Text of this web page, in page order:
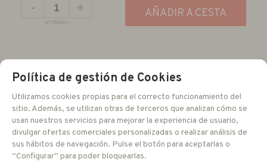
-
unidades
+ AÑADIR A CESTA
ALARMAS E INTRUSIÓN
Gama City
Política de gestión de Cookies
Utilizamos cookies propias para el correcto funcionamiento del
sitio. Además, se utilizan otras de terceros que analizan cómo se
usan nuestros servicios para mejorar la experiencia de usuario,
divulgar ofertas comerciales personalizadas o realizar análisis de
sus hábitos de navegación. Pulse el botón para aceptarlas o
“Configurar” para poder bloquearlas.